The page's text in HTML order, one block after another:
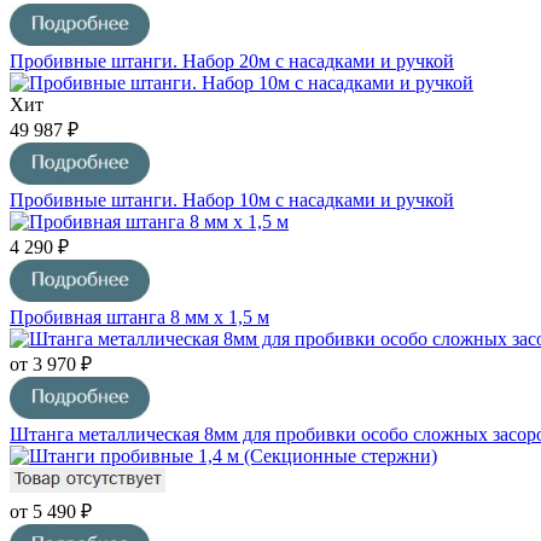
Пробивные штанги. Набор 20м с насадками и ручкой
Хит
49 987 ₽
Пробивные штанги. Набор 10м с насадками и ручкой
4 290 ₽
Пробивная штанга 8 мм х 1,5 м
от 3 970 ₽
Штанга металлическая 8мм для пробивки особо сложных
от 5 490 ₽